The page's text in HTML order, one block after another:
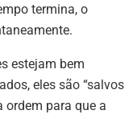
termina, o
estejam bem
eles são “salvos
ordem para que a